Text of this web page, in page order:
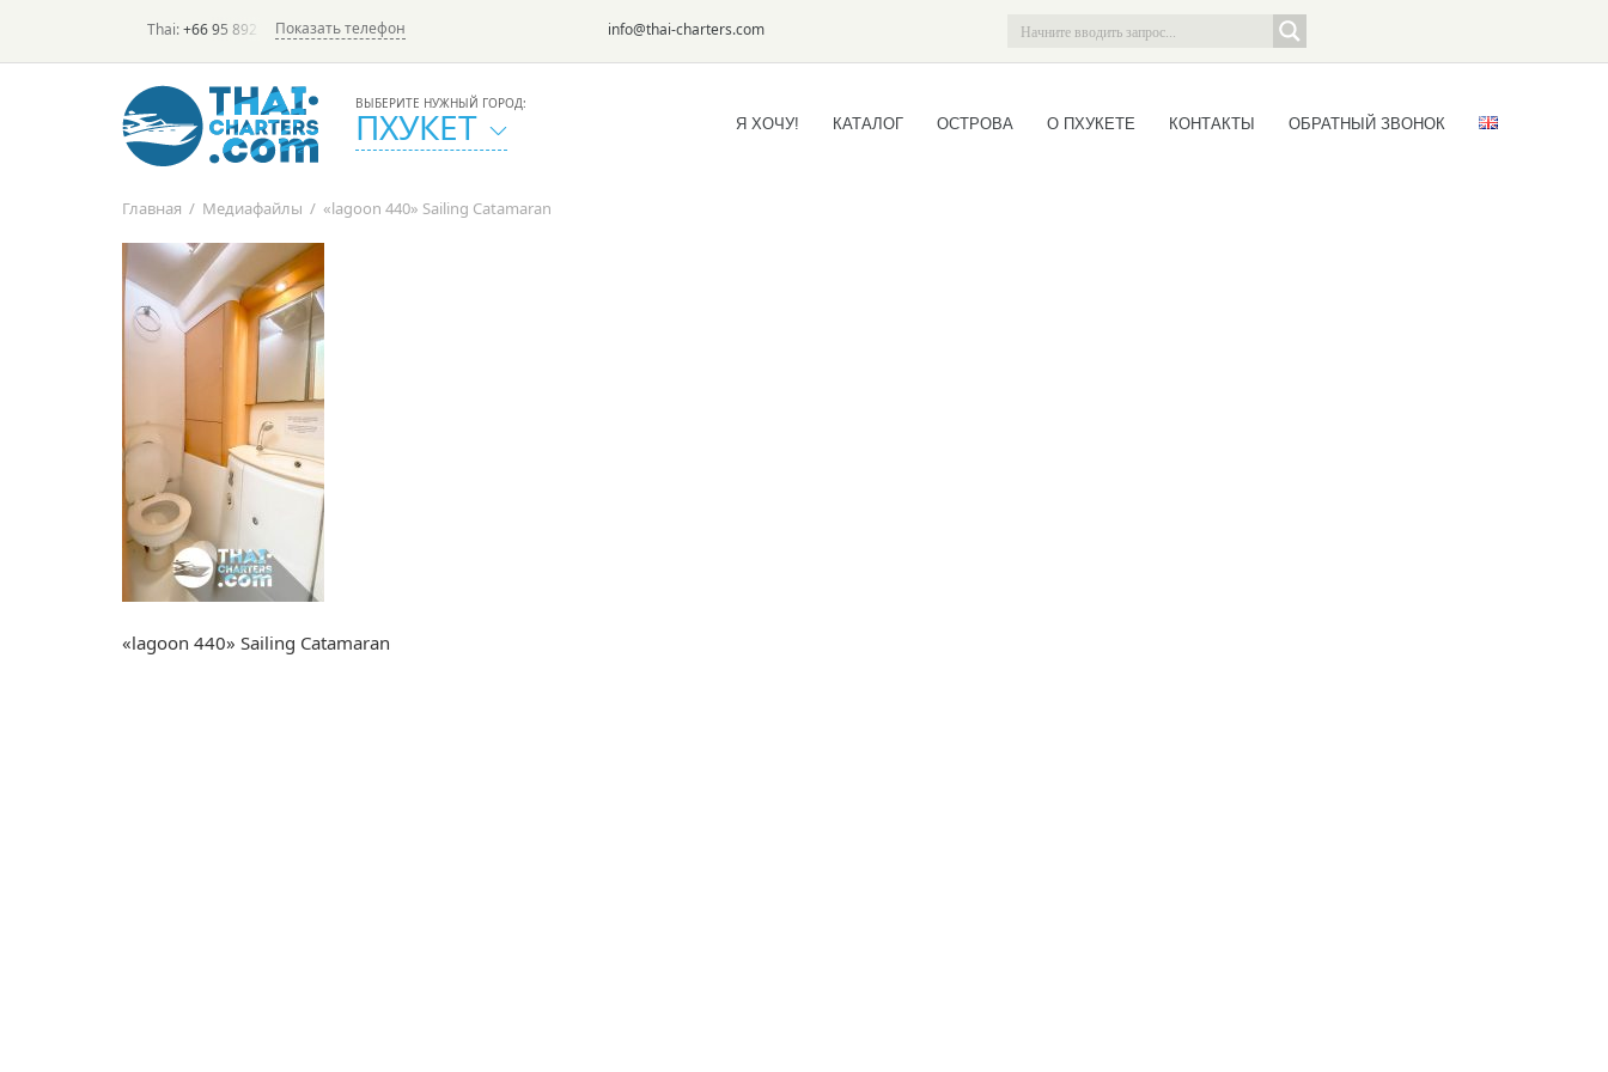
Thai:+66 95 892 7646(rus/eng) | в России:
Показать телефон info@thai-charters.com
ВЫБЕРИТЕ НУЖНЫЙ ГОРОД:
ПХУКЕТ Я ХОЧУ! КАТАЛОГ ОСТРОВА О ПХУКЕТЕ КОНТАКТЫ ОБРАТНЫЙ ЗВОНОК
Главная / Медиафайлы / «lagoon 440» Sailing Catamaran
«lagoon 440» Sailing Catamaran